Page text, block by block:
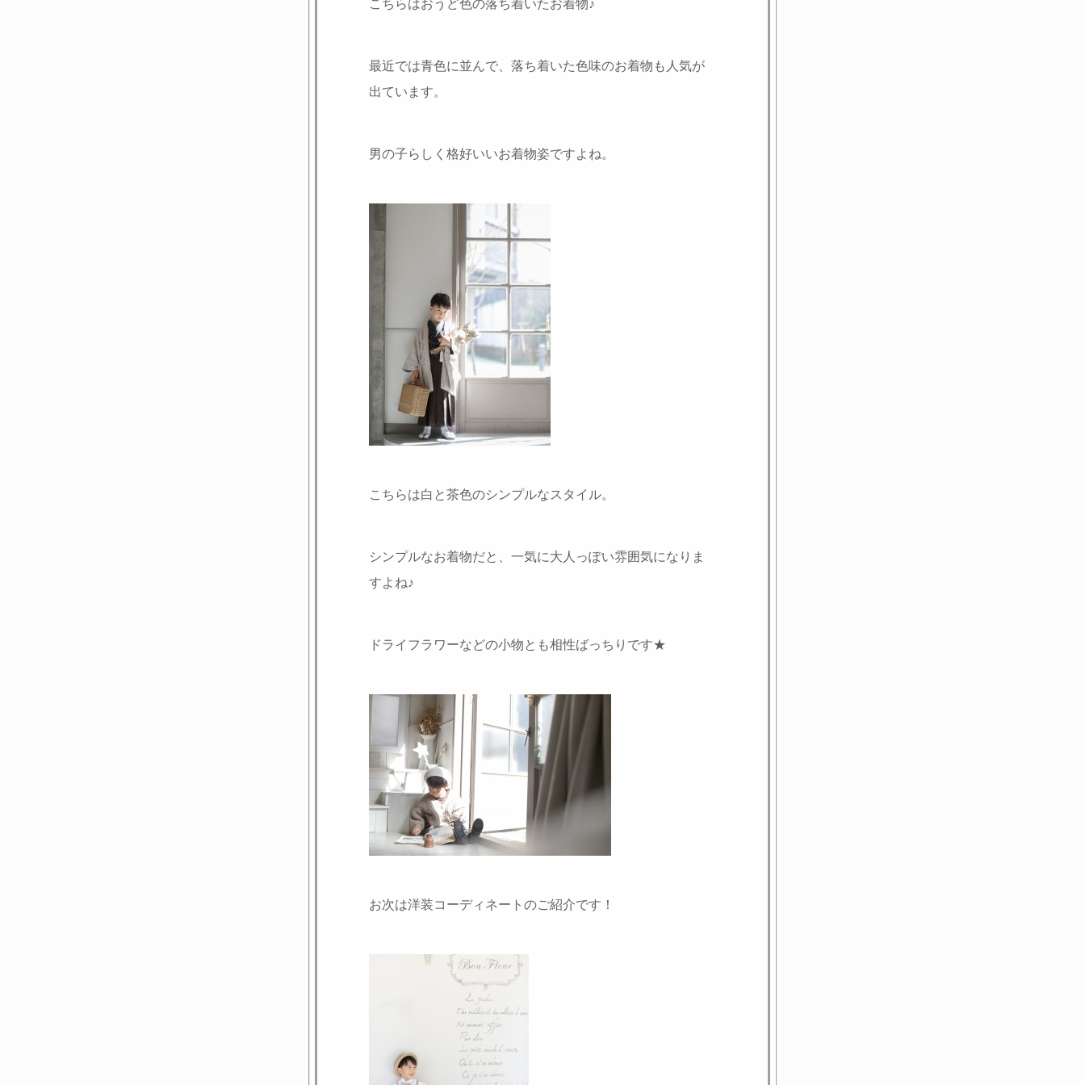
こちらはおうど色の落ち着いたお着物♪
最近では青色に並んで、落ち着いた色味のお着物も人気が
出ています。
男の子らしく格好いいお着物姿ですよね。
こちらは白と茶色のシンプルなスタイル。
シンプルなお着物だと、一気に大人っぽい雰囲気になりま
すよね♪
ドライフラワーなどの小物とも相性ばっちりです★
お次は洋装コーディネートのご紹介です！